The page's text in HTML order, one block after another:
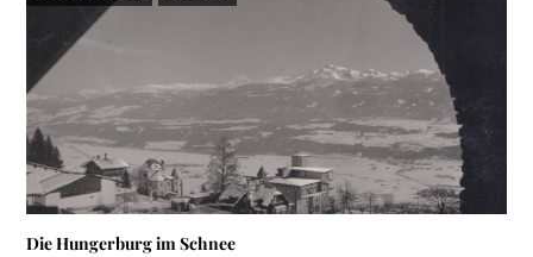
Die Hungerburg im Schnee